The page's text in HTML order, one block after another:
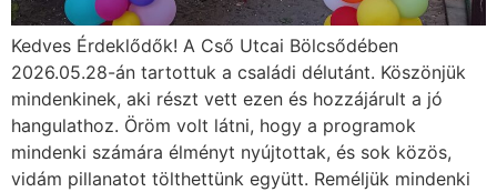
Kedves Érdeklődők! A Cső Utcai Bölcsődében
2026.05.28-án tartottuk a családi délutánt. Köszönjük
mindenkinek, aki részt vett ezen és hozzájárult a jó
hangulathoz. Öröm volt látni, hogy a programok
mindenki számára élményt nyújtottak, és sok közös,
vidám pillanatot tölthettünk együtt. Reméljük mindenki